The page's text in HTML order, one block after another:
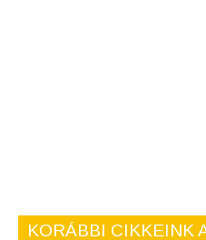
KORÁBBI CIKKEINK